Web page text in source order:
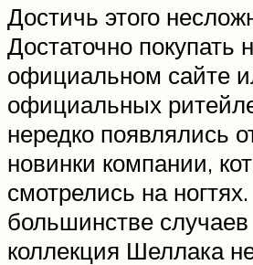
Достичь этого
Достаточно покупать
официальном сайте
официальных
нередко появлялись
новинки компании,
смотрелись на
большинстве случаев
коллекция Шеллака